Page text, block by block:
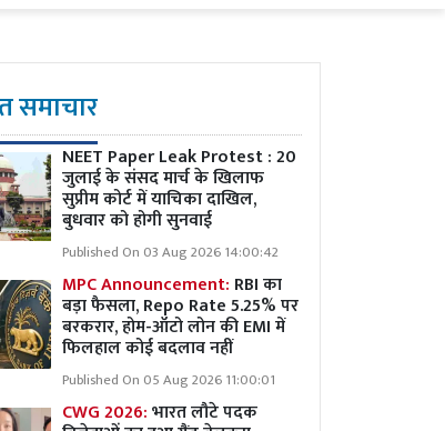
समाचार
NEET Paper Leak Protest : 20
जुलाई के संसद मार्च के खिलाफ
सुप्रीम कोर्ट में याचिका दाखिल,
बुधवार को होगी सुनवाई
Published On 03 Aug 2026 14:00:42
MPC Announcement: RBI का
बड़ा फैसला, Repo Rate 5.25% पर
बरकरार, होम-ऑटो लोन की EMI में
फिलहाल कोई बदलाव नहीं
Published On 05 Aug 2026 11:00:01
CWG 2026:भारत लौटे पदक